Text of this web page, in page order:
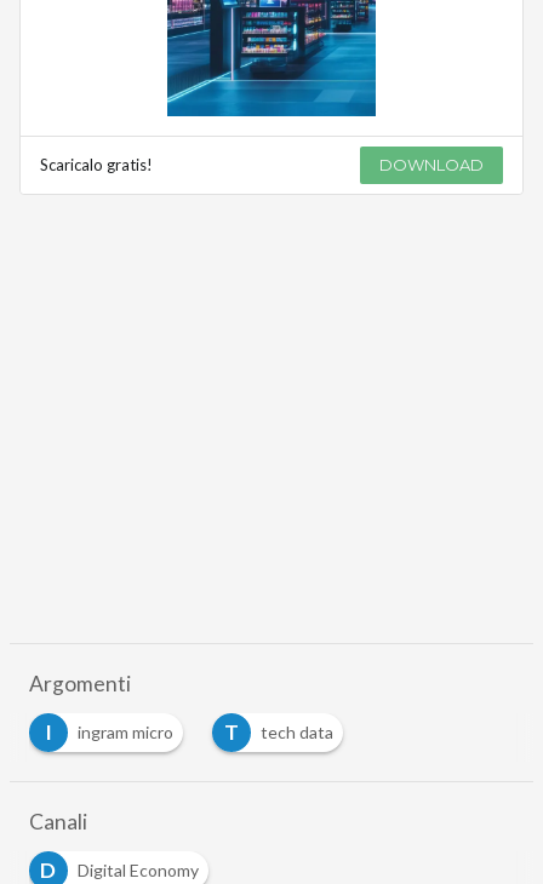
Scaricalo gratis! DOWNLOAD
Argomenti
I
ingram micro T tech data
Canali
D
Digital Economy